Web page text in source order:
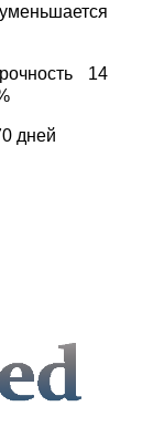
14
дней